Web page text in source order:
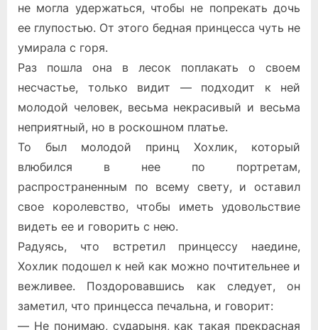
не могла удержаться, чтобы не попрекать дочь
ее глупостью. От этого бедная принцесса чуть не
умирала с горя.
Раз пошла она в лесок поплакать о своем
несчастье, только видит — подходит к ней
молодой человек, весьма некрасивый и весьма
неприятный, но в роскошном платье.
То был молодой принц Хохлик, который
влюбился в нее по портретам,
распространенным по всему свету, и оставил
свое королевство, чтобы иметь удовольствие
видеть ее и говорить с нею.
Радуясь, что встретил принцессу наедине,
Хохлик подошел к ней как можно почтительнее и
вежливее. Поздоровавшись как следует, он
заметил, что принцесса печальна, и говорит:
— Не понимаю, сударыня, как такая прекрасная